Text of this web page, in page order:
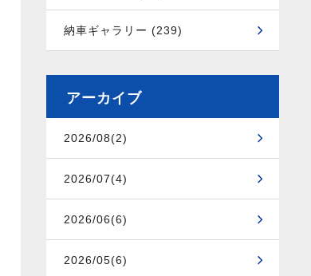
納車ギャラリー (239)
アーカイブ
2026/08(2)
2026/07(4)
2026/06(6)
2026/05(6)